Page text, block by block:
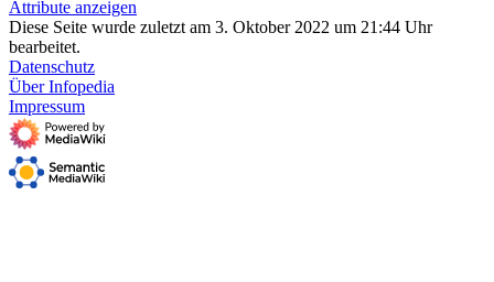
Attribute anzeigen
Diese Seite wurde zuletzt am 3. Oktober 2022 um 21:44 Uhr
bearbeitet.
Datenschutz
Über Infopedia
Impressum